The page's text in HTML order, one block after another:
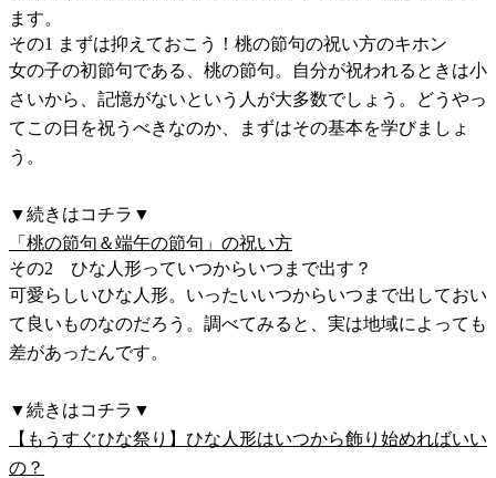
ます。
その1 まずは抑えておこう！桃の節句の祝い方のキホン
女の子の初節句である、桃の節句。自分が祝われるときは小
さいから、記憶がないという人が大多数でしょう。どうやっ
てこの日を祝うべきなのか、まずはその基本を学びましょ
う。
▼続きはコチラ▼
「桃の節句＆端午の節句」の祝い方
その2 ひな人形っていつからいつまで出す？
可愛らしいひな人形。いったいいつからいつまで出しておい
て良いものなのだろう。調べてみると、実は地域によっても
差があったんです。
▼続きはコチラ▼
【もうすぐひな祭り】ひな人形はいつから飾り始めればいい
の？